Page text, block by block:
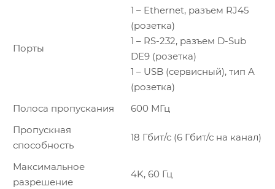
Порты
1 – Ethernet, разъем RJ45
(розетка)
1 – RS-232, разъем D-Sub
DE9 (розетка)
1 – USB (сервисный), тип A
(розетка)
Полоса пропускания
600 МГц
Пропускная
способность
18 Гбит/с (6 Гбит/с на канал)
Максимальное
разрешение
4K, 60 Гц